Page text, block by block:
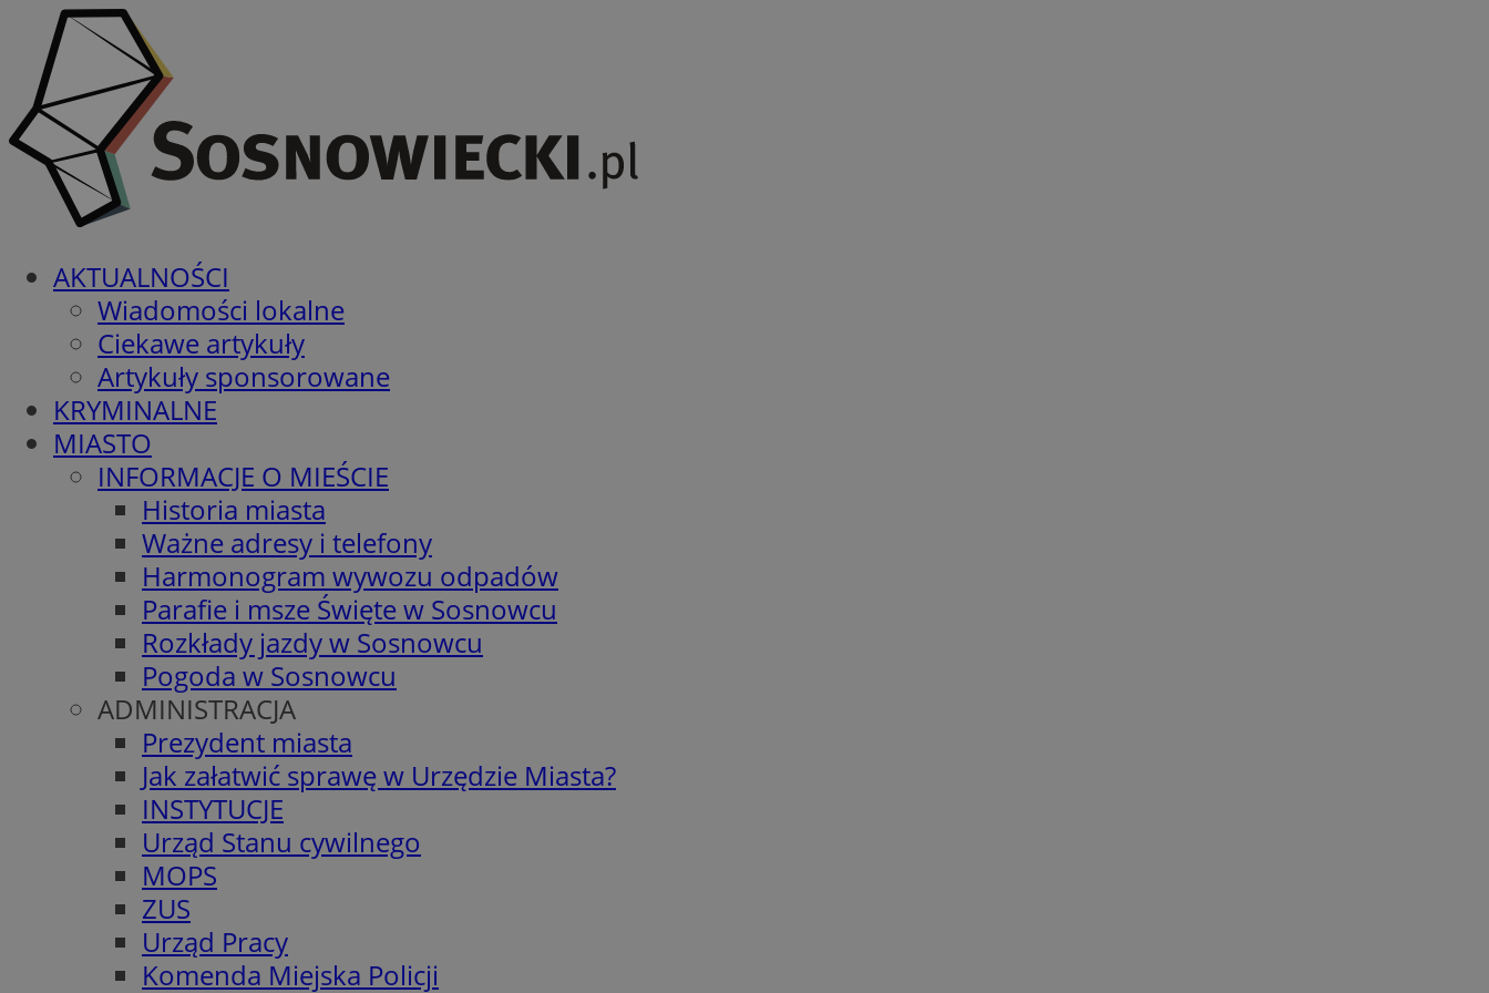
AKTUALNOŚCI
Wiadomości lokalne
Ciekawe artykuły
Artykuły sponsorowane
KRYMINALNE
MIASTO
INFORMACJE O MIEŚCIE
Historia miasta
Ważne adresy i telefony
Harmonogram wywozu odpadów
Parafie i msze Święte w Sosnowcu
Rozkłady jazdy w Sosnowcu
Pogoda w Sosnowcu
ADMINISTRACJA
Prezydent miasta
Jak załatwić sprawę w Urzędzie Miasta?
INSTYTUCJE
Urząd Stanu cywilnego
MOPS
ZUS
Urząd Pracy
Komenda Miejska Policji